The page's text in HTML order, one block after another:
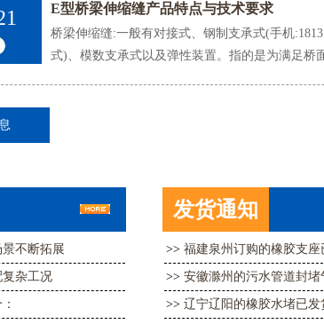
E型桥梁伸缩缝产品特点与技术要求
桥梁伸缩缝:一般有对接式、钢制支承式(手机
式)、模数支承式以及弹性装置。指的是为满足桥
不断拓展
杂工况
发货通知
>> 福建泉州订购的橡胶支座
>> 安徽滁州的污水管道封堵
>> 辽宁辽阳的橡胶水堵已发